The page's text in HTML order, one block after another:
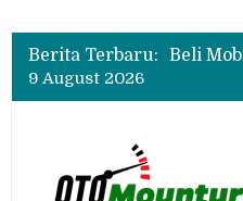
Berita Terbaru:
9 August 2026